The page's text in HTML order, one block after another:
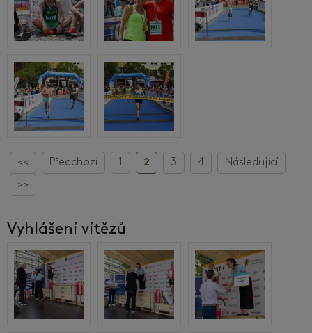
<< Předchozí 1 2 3 4
Následující
>>
Vyhlášení vítězů